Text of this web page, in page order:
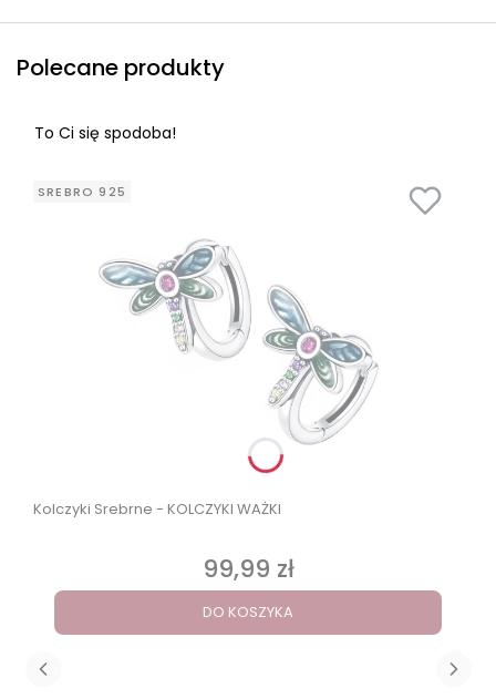
Polecane produkty
To Ci się spodoba!
SREBRO 925
Kolczyki Srebrne - KOLCZYKI WAŻKI
Cena
99,99 zł
DO KOSZYKA